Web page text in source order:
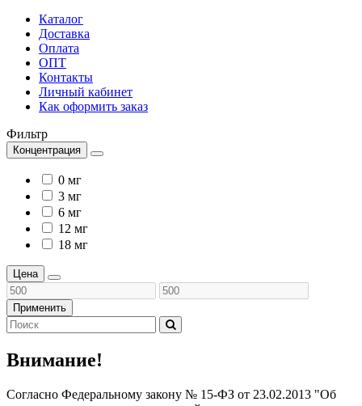
Каталог
Доставка
Оплата
ОПТ
Контакты
Личный кабинет
Как оформить заказ
Фильтр
Концентрация
0 мг
3 мг
6 мг
12 мг
18 мг
Цена
Применить
Внимание!
Согласно Федеральному закону № 15-ФЗ от 23.02.2013 "Об